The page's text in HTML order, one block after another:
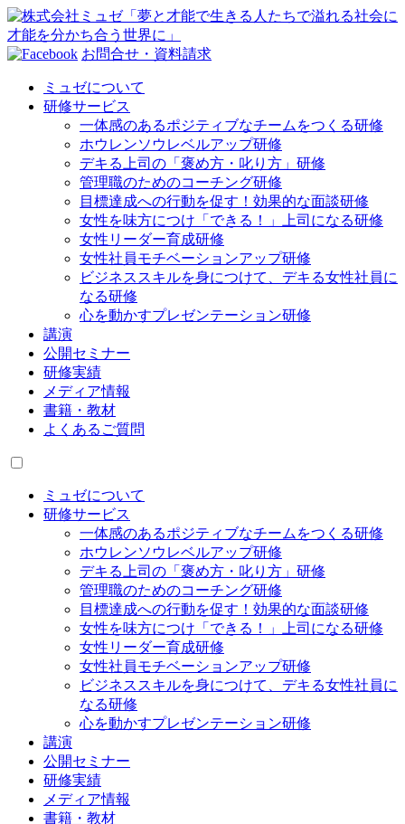
お問合せ・資料請求
ミュゼについて
研修サービス
一体感のあるポジティブなチームをつくる研修
ホウレンソウレベルアップ研修
デキる上司の「褒め方・叱り方」研修
管理職のためのコーチング研修
目標達成への行動を促す！効果的な面談研修
女性を味方につけ「できる！」上司になる研修
女性リーダー育成研修
女性社員モチベーションアップ研修
ビジネススキルを身につけて、デキる女性社員に
なる研修
心を動かすプレゼンテーション研修
講演
公開セミナー
研修実績
メディア情報
書籍・教材
よくあるご質問
ミュゼについて
研修サービス
一体感のあるポジティブなチームをつくる研修
ホウレンソウレベルアップ研修
デキる上司の「褒め方・叱り方」研修
管理職のためのコーチング研修
目標達成への行動を促す！効果的な面談研修
女性を味方につけ「できる！」上司になる研修
女性リーダー育成研修
女性社員モチベーションアップ研修
ビジネススキルを身につけて、デキる女性社員に
なる研修
心を動かすプレゼンテーション研修
講演
公開セミナー
研修実績
メディア情報
書籍・教材